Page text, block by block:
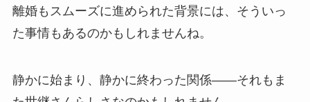
離婚もスムーズに進められた背景には、そういっ
た事情もあるのかもしれませんね。
静かに始まり、静かに終わった関係——それもま